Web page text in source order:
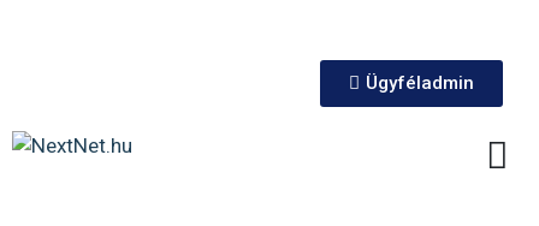
Ügyféladmin